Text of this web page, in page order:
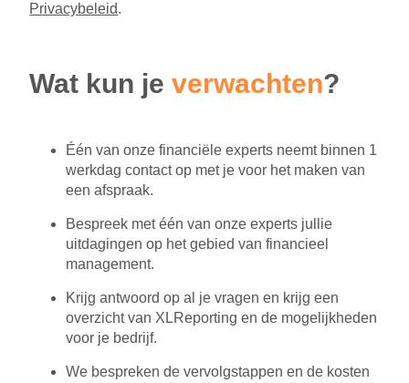
Privacybeleid.
Wat kun jeverwachten?
Één van onze financiële experts neemt binnen 1
werkdag contact op met je voor het maken van
een afspraak.
Bespreek met één van onze experts jullie
uitdagingen op het gebied van financieel
management.
Krijg antwoord op al je vragen en krijg een
overzicht van XLReporting en de mogelijkheden
voor je bedrijf.
We bespreken de vervolgstappen en de kosten